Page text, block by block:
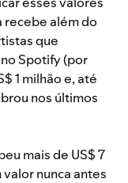
recebe além do
que
Spotify (por
1 milhão e, até
nos últimos
mais de US$ 7
nunca antes